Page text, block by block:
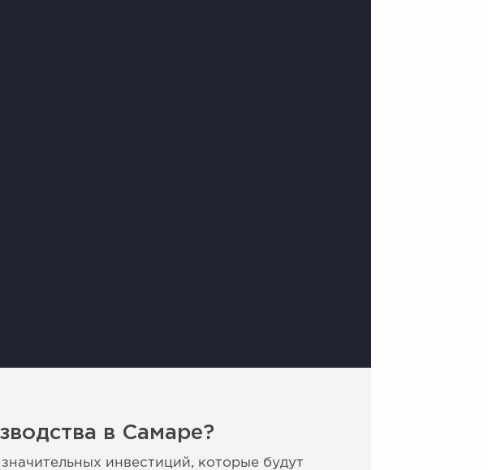
в Самаре?
инвестиций, которые будут